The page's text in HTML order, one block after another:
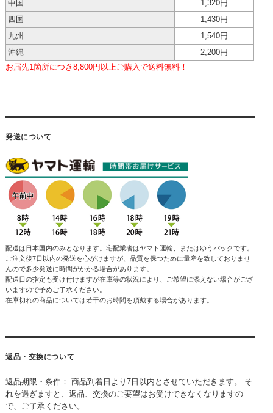
中国
1,320円
四国
1,430円
九州
1,540円
沖縄
2,200円
お届先1箇所につき8,800円以上ご購入で送料無料！
発送について
配送は日本国内のみとなります。宅配業者はヤマト運輸、またはゆうパックです。
ご注文後7日以内の発送を心がけますが、品質を保つために量産を致しておりませ
んので多少発送に時間がかかる場合があります。
配送日の指定も受け付けますが在庫等の状況により、ご希望に添えない場合がござ
いますので予めご了承ください。
在庫切れの商品については若干のお時間を頂戴する場合があります。
返品・交換について
返品期限・条件： 商品到着日より7日以内とさせていただきます。 そ
れを過ぎますと、返品、交換のご要望はお受けできなくなりますの
で、ご了承ください。